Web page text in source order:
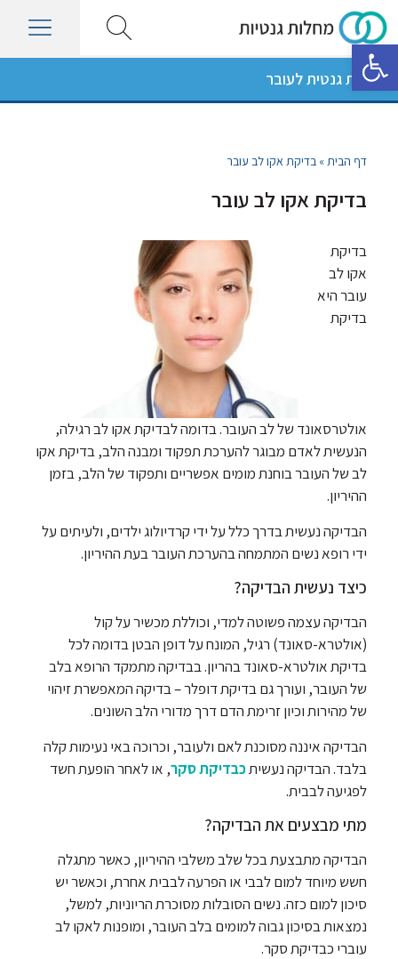
פתח סרגל נגישות
בדיקות גנטית לעובר
דף הבית» בדיקת אקו לב עובר
בדיקת אקו לב עובר
בדיקת
אקו לב
עובר היא
בדיקת
אולטרסאונד של לב העובר. בדומה לבדיקת אקו לב רגילה,
הנעשית לאדם מבוגר להערכת תפקוד ומבנה הלב, בדיקת אקו
לב של העובר בוחנת מומים אפשריים ותפקוד של הלב, בזמן
ההיריון.
הבדיקה נעשית בדרך כלל על ידי קרדיולוג ילדים, ולעיתים על
ידי רופא נשים המתמחה בהערכת העובר בעת ההיריון.
כיצד נעשית הבדיקה?
הבדיקה עצמה פשוטה למדי, וכוללת מכשיר על קול
(אולטרא-סאונד) רגיל, המונח על דופן הבטן בדומה לכל
בדיקת אולטרא-סאונד בהריון. בבדיקה מתמקד הרופא בלב
של העובר, ועורך גם בדיקת דופלר – בדיקה המאפשרת זיהוי
של מהירות וכיון זרימת הדם דרך מדורי הלב השונים.
הבדיקה איננה מסוכנת לאם ולעובר, וכרוכה באי נעימות קלה
בלבד. הבדיקה נעשיתכבדיקת סקר, או לאחר הופעת חשד
לפגיעה לבבית.
מתי מבצעים את הבדיקה?
הבדיקה מתבצעת בכל שלב משלבי ההיריון, כאשר מתגלה
חשש מיוחד למום לבבי או הפרעה לבבית אחרת, וכאשר יש
סיכון למום כזה. נשים הסובלות מסוכרת הריוניות, למשל,
נמצאות בסיכון גבוה למומים בלב העובר, ומופנות לאקו לב
עוברי כבדיקת סקר.